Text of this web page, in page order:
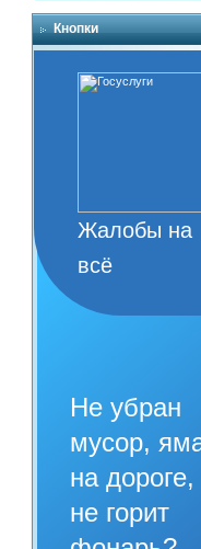
Кнопки
Жалобы на
всё
Не убран
мусор,
на дороге,
не горит